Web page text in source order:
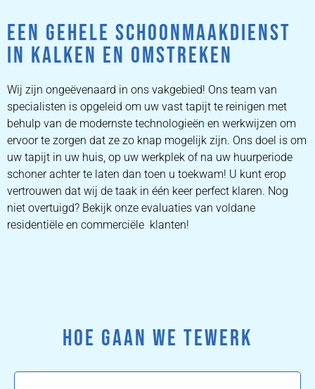
EEN GEHELE SCHOONMAAKDIENST
IN KALKEN EN OMSTREKEN
Wij zijn ongeëvenaard in ons vakgebied! Ons team van
specialisten is opgeleid om uw vast tapijt te reinigen met
behulp van de modernste technologieën en werkwijzen om
ervoor te zorgen dat ze zo knap mogelijk zijn. Ons doel is om
uw tapijt in uw huis, op uw werkplek of na uw huurperiode
schoner achter te laten dan toen u toekwam! U kunt erop
vertrouwen dat wij de taak in één keer perfect klaren. Nog
niet overtuigd? Bekijk onze evaluaties van voldane
residentiële en commerciële klanten!
HOE GAAN WE TEWERK